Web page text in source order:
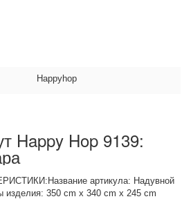
Happyhop
Happy Hop 9139:
артикула: Надувной
350 cm x 340 cm x 245 cm